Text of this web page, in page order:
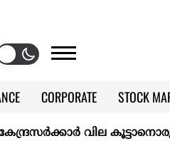
CORPORATE
STOCK
വില